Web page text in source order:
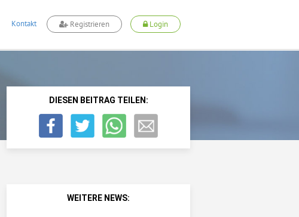
Kontakt Registrieren Login
DIESEN BEITRAG TEILEN:
WEITERE NEWS: